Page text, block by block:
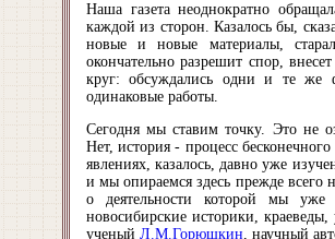
Наша газета неоднократно
каждой из сторон. Казалось бы,
новые и новые материалы,
окончательно разрешит спор,
круг: обсуждались одни и те же
одинаковые работы.
Сегодня мы ставим точку. Это не
Нет, история - процесс
явлениях, казалось, давно уже
и мы опираемся здесь прежде всего
о деятельности которой мы
новосибирские историки,
ученый Л.М.Горюшкин, научный